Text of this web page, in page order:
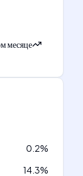
месяце
0.2%
14.3%